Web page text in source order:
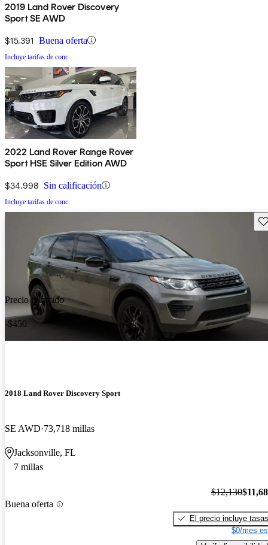
2019 Land Rover Discovery
Sport SE AWD
$15,391 Buena oferta
Incluye tarifas de conc.
2022 Land Rover Range Rover
Sport HSE Silver Edition AWD
$34,998 Sin calificación
Incluye tarifas de conc.
Precio reducido
-$450
2018 Land Rover Discovery Sport
SE AWD 73,718 millas
Jacksonville, FL
7 millas
Buena oferta
$12,130
El precio incluye tasas
$0/mes